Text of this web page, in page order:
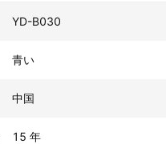
YD-B030
青い
中国
15 年